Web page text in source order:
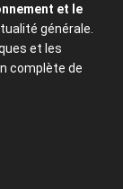
et le
générale.
et les
complète de